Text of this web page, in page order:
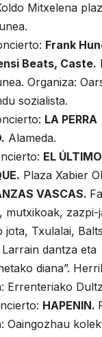
Mitxelena
Frank
Beats, Caste.
Organiza:
sozialista.
LA PERRA
Alameda.
EL ÚLTIMO
Plaza Xabier
VASCAS.
mutxikoak, zazpi-
jota, Txulalai,
dantza eta
diana”.
Errenteriako
HAPENIN.
Oaingozhau